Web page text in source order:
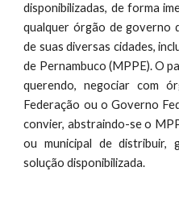
disponibilizadas, de forma
qualquer órgão de governo
de suas diversas cidades,
de Pernambuco (MPPE). O
querendo, negociar com
Federação ou o Governo
convier, abstraindo-se o
ou municipal de distribuir,
solução disponibilizada.